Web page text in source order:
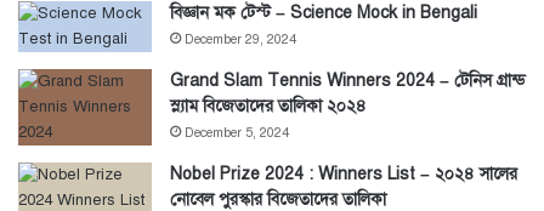
বিজ্ঞান মক টেস্ট – Science Mock in Bengali
December 29, 2024
Grand Slam Tennis Winners 2024 – টেনিস গ্রান্ড
স্ল্যাম বিজেতাদের তালিকা ২০২৪
December 5, 2024
Nobel Prize 2024 : Winners List – ২০২৪ সালের
নোবেল পুরস্কার বিজেতাদের তালিকা